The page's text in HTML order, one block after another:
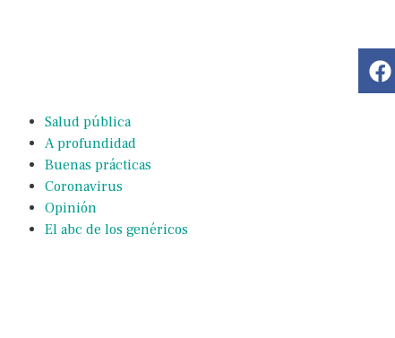
Salud pública
A profundidad
Buenas prácticas
Coronavirus
Opinión
El abc de los genéricos